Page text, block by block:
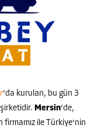
'da kurulan, bu gün 3
Mersin'de,
firmamız ile Türkiye'nin